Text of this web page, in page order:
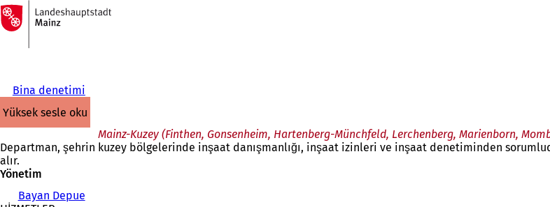
İçeriğe atla
Ana
sayfaya
Bina denetimi
yüksek sesle oku
Mainz-Kuzey (Finthen, Gonsenheim, Hartenberg-Münchfeld, Lerchenberg, Marienborn,
Departman, şehrin kuzey bölgelerinde inşaat danışmanlığı, inşaat izinleri ve inşaat denetiminden
alır.
Yönetim
Bayan Depue